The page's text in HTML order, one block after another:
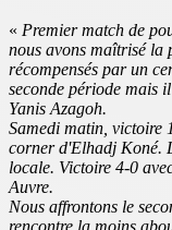
« Premier match de
nous avons maîtrisé la
récompensés par un
seconde période mais
Yanis Azagoh.
Samedi matin, victoire
corner d'Elhadj Koné.
locale. Victoire 4-0
Auvre.
Nous affrontons le
rencontre la moins